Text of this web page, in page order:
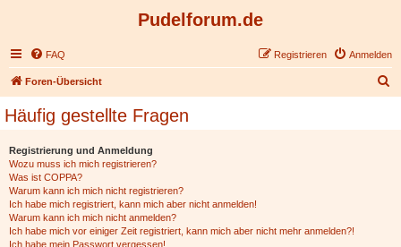
Pudelforum.de
FAQ Anmelden
Registrieren
Foren-Übersicht
Häufig gestellte Fragen
Registrierung und Anmeldung
Wozu muss ich mich registrieren?
Was ist COPPA?
Warum kann ich mich nicht registrieren?
Ich habe mich registriert, kann mich aber nicht anmelden!
Warum kann ich mich nicht anmelden?
Ich habe mich vor einiger Zeit registriert, kann mich aber nicht mehr anmelden?!
Ich habe mein Passwort vergessen!